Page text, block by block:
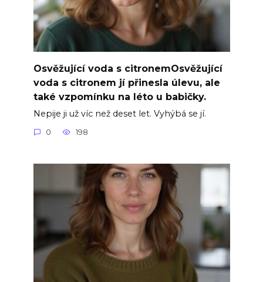
Osvěžující voda s citronemOsvěžující
voda s citronem jí přinesla úlevu, ale
také vzpomínku na léto u babičky.
Nepije ji už víc než deset let. Vyhýbá se jí.
0 198